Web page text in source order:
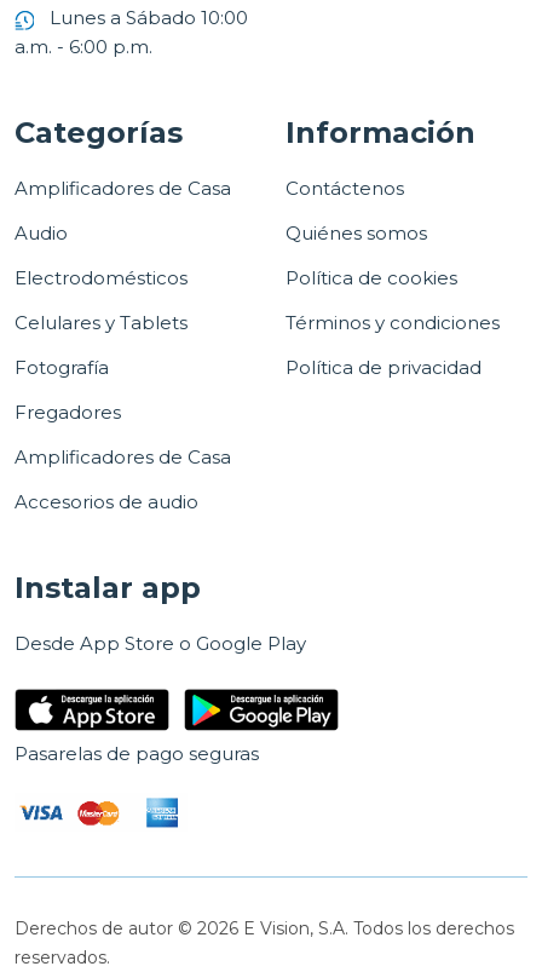
Lunes a Sábado 10:00
a.m. - 6:00 p.m.
Categorías
Amplificadores de Casa
Audio
Electrodomésticos
Celulares y Tablets
Fotografía
Fregadores
Amplificadores de Casa
Accesorios de audio
Información
Contáctenos
Quiénes somos
Política de cookies
Términos y condiciones
Política de privacidad
Instalar app
Desde App Store o Google Play
Pasarelas de pago seguras
Derechos de autor © 2026 E Vision, S.A. Todos los derechos
reservados.